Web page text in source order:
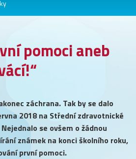
pomoci aneb
záchrana. Tak by se dalo
2018 na Střední zdravotnické
se ovšem o žádnou
známek na konci školního roku,
první pomoci.